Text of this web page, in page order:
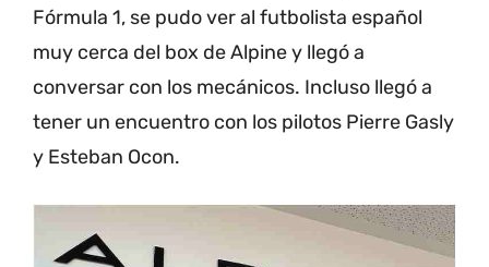
Fórmula 1, se pudo ver al futbolista español
muy cerca del box de Alpine y llegó a
conversar con los mecánicos. Incluso llegó a
tener un encuentro con los pilotos Pierre Gasly
y Esteban Ocon.